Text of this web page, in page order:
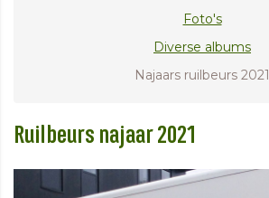
Foto's
Diverse albums
Najaars ruilbeurs 2021
Ruilbeurs najaar 2021